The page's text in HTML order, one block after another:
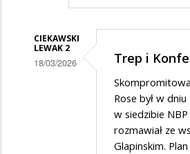
CIEKAWSKI
LEWAK 2
18/03/2026
SUWALCZANIN
Trep i
Rose był w
w siedzibie
rozmawiał ze
Glapinskim.